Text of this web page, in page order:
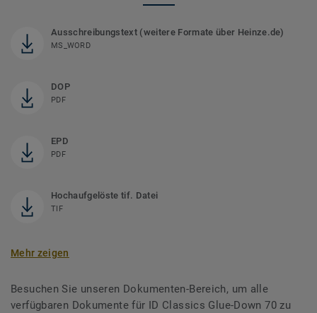
Ausschreibungstext (weitere Formate über Heinze.de)
MS_WORD
DOP
PDF
EPD
PDF
Hochaufgelöste tif. Datei
TIF
Mehr zeigen
Besuchen Sie unseren Dokumenten-Bereich, um alle
verfügbaren Dokumente für ID Classics Glue-Down 70 zu